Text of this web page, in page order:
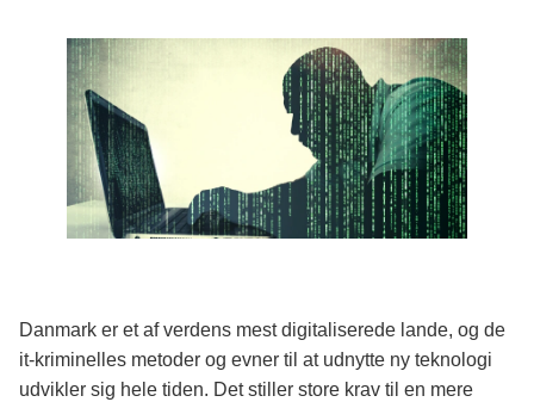
Danmark er et af verdens mest digitaliserede lande, og de
it-kriminelles metoder og evner til at udnytte ny teknologi
udvikler sig hele tiden. Det stiller store krav til en mere